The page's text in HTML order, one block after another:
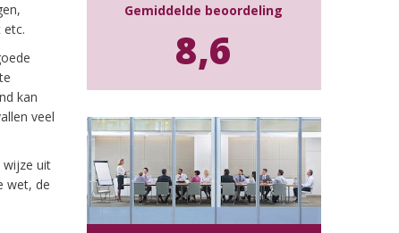
etc.
kan
veel
wijze uit
wet, de
Gemiddelde beoordeling
8,6